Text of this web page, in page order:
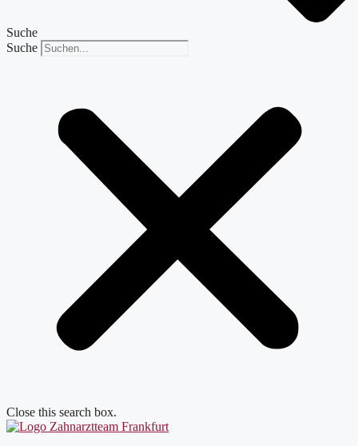
Suche
Suche
Close this search box.